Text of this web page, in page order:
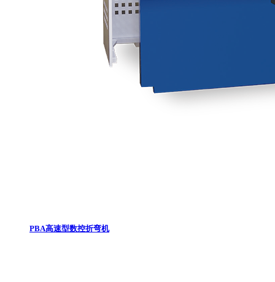
PBA高速型数控折弯机